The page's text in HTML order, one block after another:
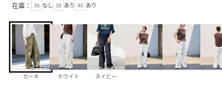
在庫： 36 なし 38 あり 40 あり
カーキ ホワイト ネイビー